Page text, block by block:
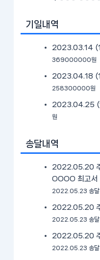
기일내역
2023.03.14
369000000원
2023.04.18
258300000원
2023.04.25
원
송달내역
2022.05.20
OOOO 최고서
2022.05.23 송달
2022.05.20
2022.05.23 송달
2022.05.20
2022.05.23 송달